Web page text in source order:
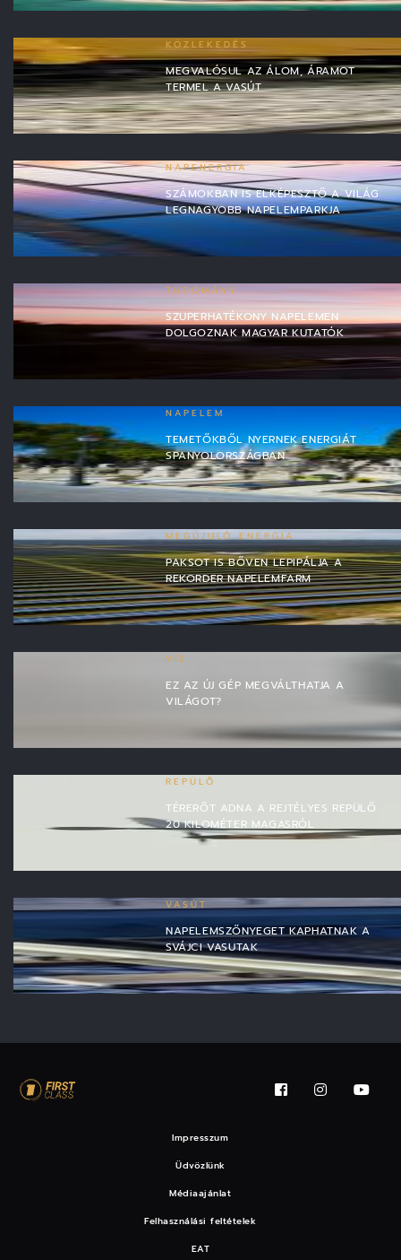
KÖZLEKEDÉS
MEGVALÓSUL AZ ÁLOM, ÁRAMOT
TERMEL A VASÚT
NAPENERGIA
SZÁMOKBAN IS ELKÉPESZTŐ A VILÁG
LEGNAGYOBB NAPELEMPARKJA
TUDOMÁNY
SZUPERHATÉKONY NAPELEMEN
DOLGOZNAK MAGYAR KUTATÓK
NAPELEM
TEMETŐKBŐL NYERNEK ENERGIÁT
SPANYOLORSZÁGBAN
MEGÚJULÓ ENERGIA
PAKSOT IS BŐVEN LEPIPÁLJA A
REKORDER NAPELEMFARM
VÍZ
EZ AZ ÚJ GÉP MEGVÁLTHATJA A
VILÁGOT?
REPÜLŐ
TÉRERŐT ADNA A REJTÉLYES REPÜLŐ
20 KILOMÉTER MAGASRÓL
VASÚT
NAPELEMSZŐNYEGET KAPHATNAK A
SVÁJCI VASUTAK
Impresszum
Üdvözlünk
Médiaajánlat
Felhasználási feltételek
EAT